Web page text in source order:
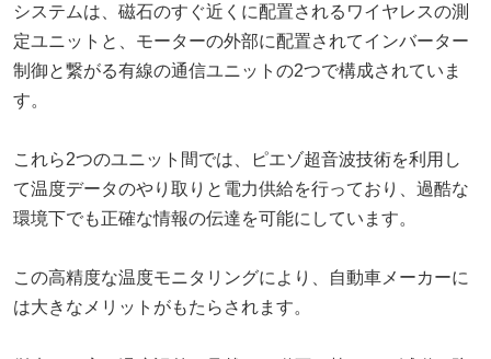
システムは、磁石のすぐ近くに配置されるワイヤレスの測
定ユニットと、モーターの外部に配置されてインバーター
制御と繋がる有線の通信ユニットの2つで構成されていま
す。
これら2つのユニット間では、ピエゾ超音波技術を利用し
て温度データのやり取りと電力供給を行っており、過酷な
環境下でも正確な情報の伝達を可能にしています。
この高精度な温度モニタリングにより、自動車メーカーに
は大きなメリットがもたらされます。